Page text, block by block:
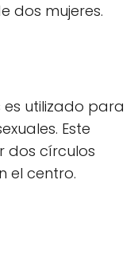
dos mujeres.
es utilizado para
Este
dos círculos
el centro.